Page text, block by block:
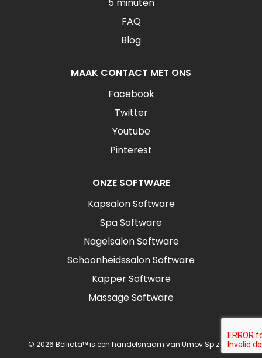
FAQ
Blog
MAAK CONTACT MET ONS
Facebook
Twitter
Youtube
Pinterest
ONZE SOFTWARE
Kapsalon Software
Spa Software
Nagelsalon Software
Schoonheidssalon Software
Kapper Software
Massage Software
© 2026 Belliata™ is een handelsnaam van Umov Sp z o.o.